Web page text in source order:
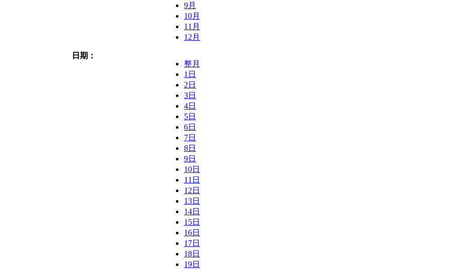
9月
10月
11月
12月
日期：
整月
1日
2日
3日
4日
5日
6日
7日
8日
9日
10日
11日
12日
13日
14日
15日
16日
17日
18日
19日